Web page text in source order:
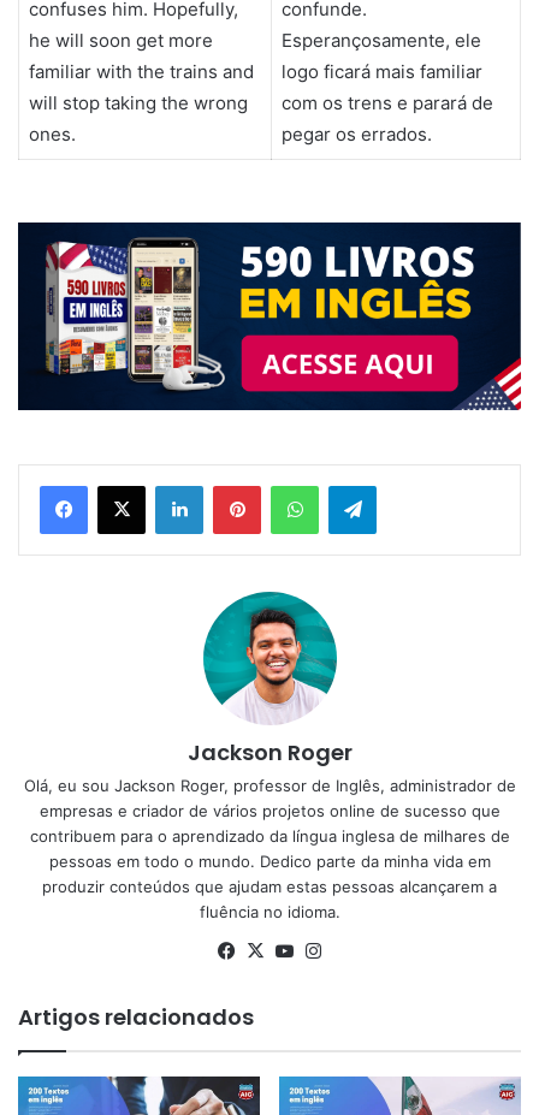
confuses him. Hopefully,
he will soon get more
familiar with the trains and
will stop taking the wrong
ones.
confunde.
Esperançosamente, ele
logo ficará mais familiar
com os trens e parará de
pegar os errados.
LinkedinPinterestWhatsAppTelegram
Jackson Roger
Olá, eu sou Jackson Roger, professor de Inglês, administrador de
empresas e criador de vários projetos online de sucesso que
contribuem para o aprendizado da língua inglesa de milhares de
pessoas em todo o mundo. Dedico parte da minha vida em
produzir conteúdos que ajudam estas pessoas alcançarem a
fluência no idioma.
Facebook
X YouTube
Artigos relacionados